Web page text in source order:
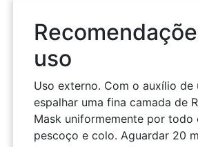
uso
Uso externo. Com o auxílio de
espalhar uma fina camada de
Mask uniformemente por todo
pescoço e colo. Aguardar 20